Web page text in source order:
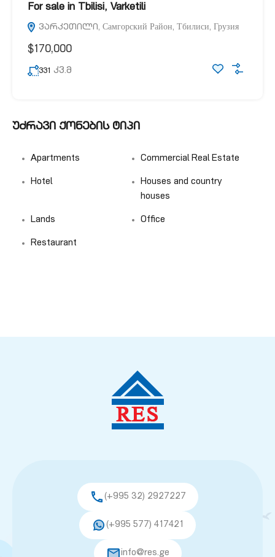
For sale in Tbilisi, Varketili
ვარკეთილი, Самгорский Район, Тбилиси, Грузия
$170,000
331 კვ.მ
უძრავი ქონების ტიპი
Apartments Commercial Real Estate
Hotel
Houses and country
houses
Lands Office
Restaurant
(+995 32) 2927227
(+995 577) 417421
info@res.ge